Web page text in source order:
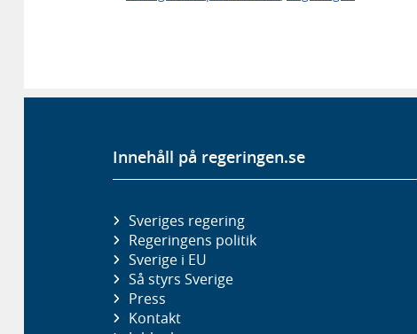
Innehåll på regeringen.se
Sveriges regering
Regeringens politik
Sverige i EU
Så styrs Sverige
Press
Kontakt